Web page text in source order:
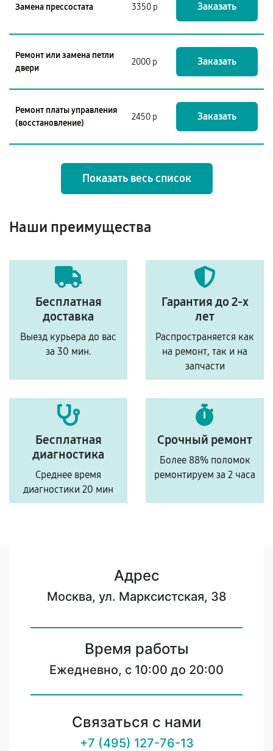
Замена прессостата 3350 р Заказать
Ремонт или замена петли
двери
2000 р Заказать
Ремонт платы управления
(восстановление)
2450 р Заказать
Показать весь список
Наши преимущества
Бесплатная
доставка
Выезд курьера до вас
за 30 мин.
Гарантия до 2-х
лет
Распространяется как
на ремонт, так и на
запчасти
Бесплатная
диагностика
Среднее время
диагностики 20 мин
Срочный ремонт
Более 88% поломок
ремонтируем за 2 часа
Адрес
Москва, ул. Марксистская, 38
Время работы
Ежедневно, с 10:00 до 20:00
Связаться с нами
+7 (495) 127-76-13